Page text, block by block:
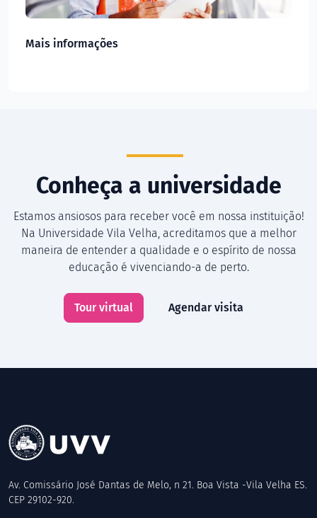
Mais informações
Conheça a universidade
Estamos ansiosos para receber você em nossa instituição!
Na Universidade Vila Velha, acreditamos que a melhor
maneira de entender a qualidade e o espírito de nossa
educação é vivenciando-a de perto.
Tour virtual Agendar visita
Av. Comissário José Dantas de Melo, n 21. Boa Vista -Vila Velha ES.
CEP 29102-920.